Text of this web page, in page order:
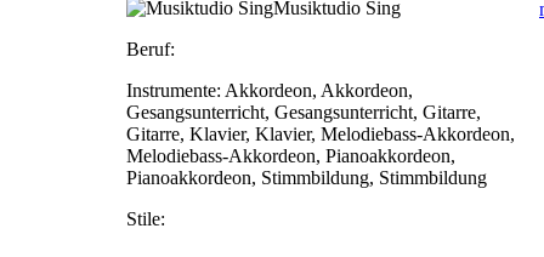
Musiktudio Sing
Beruf:
Instrumente: Akkordeon, Akkordeon,
Gesangsunterricht, Gesangsunterricht, Gitarre,
Gitarre, Klavier, Klavier, Melodiebass-Akkordeon,
Melodiebass-Akkordeon, Pianoakkordeon,
Pianoakkordeon, Stimmbildung, Stimmbildung
Stile: